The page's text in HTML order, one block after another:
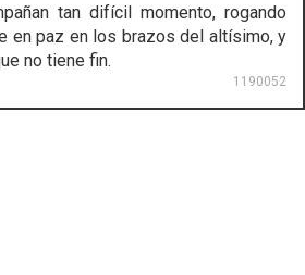
tan difícil momento, rogando
en paz en los brazos del altísimo, y
no tiene fin.
1190052